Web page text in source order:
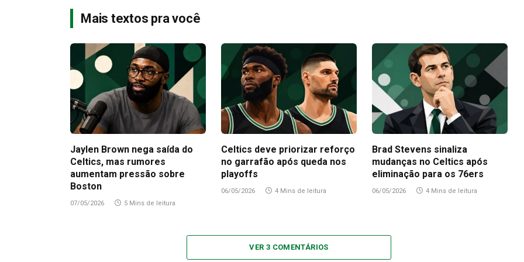
Mais textos pra você
Jaylen Brown nega saída do
Celtics, mas rumores
aumentam pressão sobre
Boston
07/05/2026 5 Mins de leitura
Celtics deve priorizar reforço
no garrafão após queda nos
playoffs
06/05/2026 4 Mins de leitura
Brad Stevens sinaliza
mudanças no Celtics após
eliminação para os 76ers
06/05/2026 4 Mins de leitura
VER 3 COMENTÁRIOS